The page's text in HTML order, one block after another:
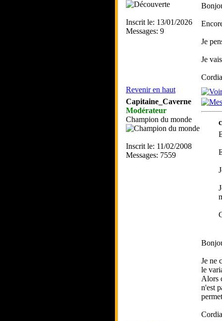
Inscrit le: 13/01/2026
Messages: 9
Je
Je
Revenir en haut
Capitaine_Caverne
Modérateur
Champion du monde
Inscrit le: 11/02/2008
Messages: 7559
Je ne
le
Alors
n'est